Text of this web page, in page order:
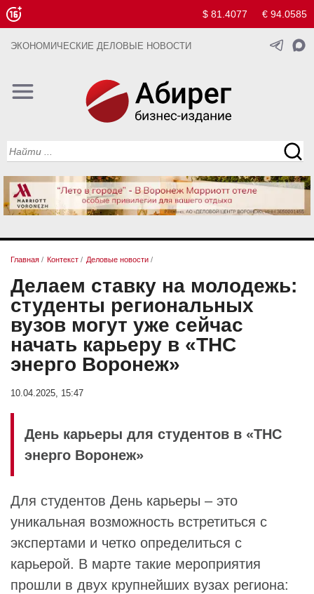
$ 81.4077 € 94.0585
ЭКОНОМИЧЕСКИЕ ДЕЛОВЫЕ НОВОСТИ
Главная / Контекст / Деловые новости /
Делаем ставку на молодежь:
студенты региональных
вузов могут уже сейчас
начать карьеру в «ТНС
энерго Воронеж»
10.04.2025, 15:47
День карьеры для студентов в «ТНС
энерго Воронеж»
Для студентов День карьеры – это
уникальная возможность встретиться с
экспертами и четко определиться с
карьерой. В марте такие мероприятия
прошли в двух крупнейших вузах региона: